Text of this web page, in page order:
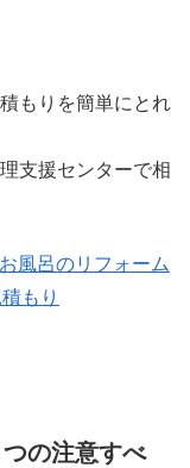
もりを簡単にとれ
支援センターで相
お風呂のリフォーム
もり
の注意すべ